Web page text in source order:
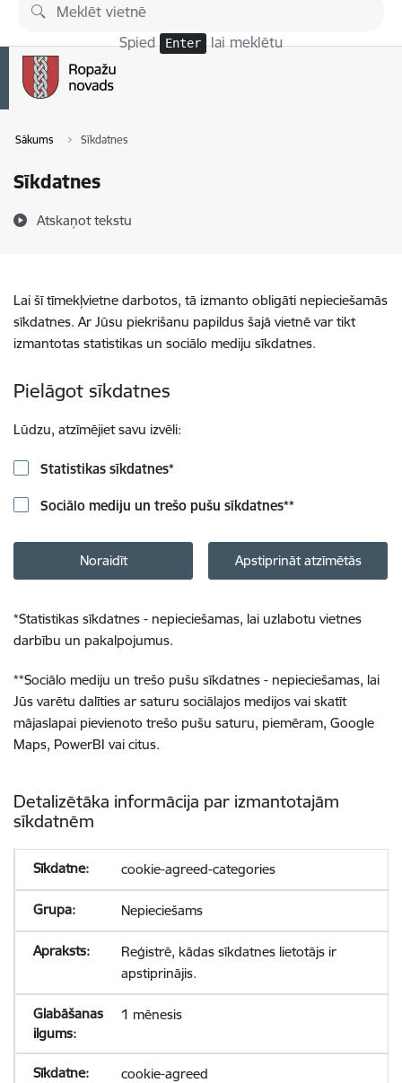
Pāriet uz lapas saturu
Spied Enter lai meklētu
Sākums Sīkdatnes
Sīkdatnes
Atskaņot tekstu
Lai šī tīmekļvietne darbotos, tā izmanto obligāti nepieciešamās
sīkdatnes. Ar Jūsu piekrišanu papildus šajā vietnē var tikt
izmantotas statistikas un sociālo mediju sīkdatnes.
Pielāgot sīkdatnes
Lūdzu, atzīmējiet savu izvēli:
Statistikas sīkdatnes*
Sociālo mediju un trešo pušu sīkdatnes**
Noraidīt Apstiprināt atzīmētās
*Statistikas sīkdatnes - nepieciešamas, lai uzlabotu vietnes
darbību un pakalpojumus.
**Sociālo mediju un trešo pušu sīkdatnes - nepieciešamas, lai
Jūs varētu dalīties ar saturu sociālajos medijos vai skatīt
mājaslapai pievienoto trešo pušu saturu, piemēram, Google
Maps, PowerBI vai citus.
Detalizētāka informācija par izmantotajām
sīkdatnēm
cookie-agreed-categories
Nepieciešams
Reģistrē, kādas sīkdatnes lietotājs ir
apstiprinājis.
1 mēnesis
cookie-agreed